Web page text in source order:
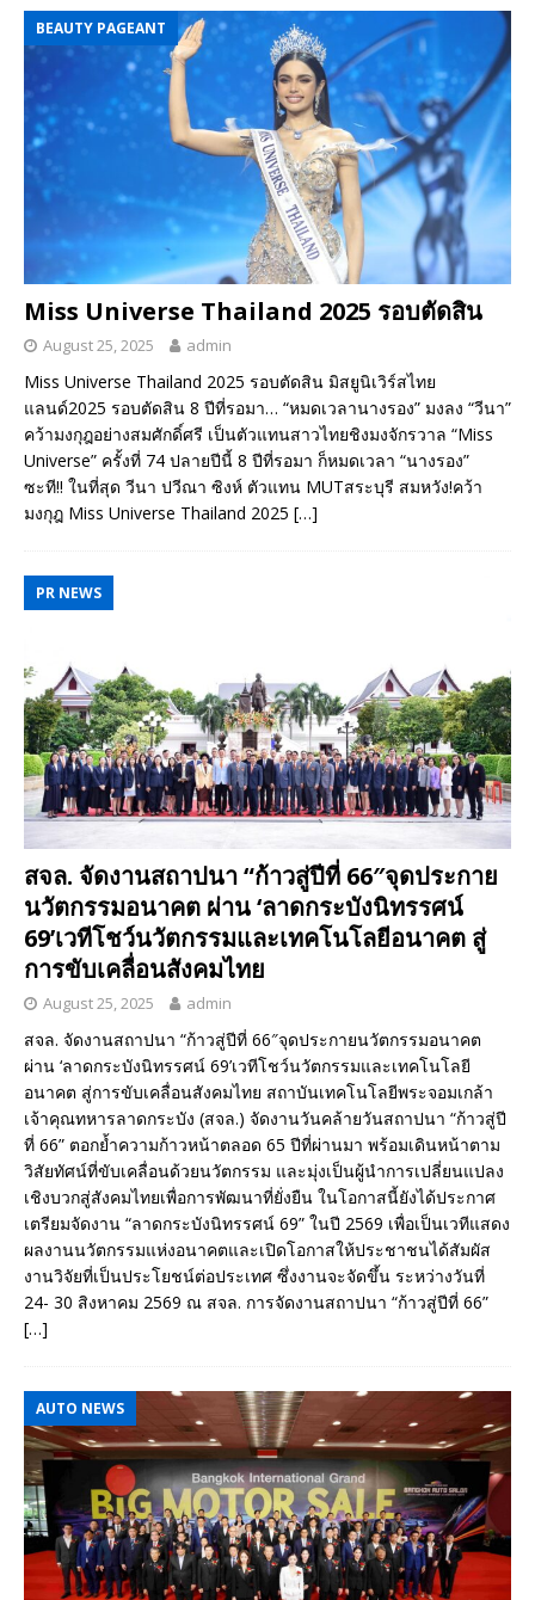
BEAUTY PAGEANT
Miss Universe Thailand 2025 รอบตัดสิน
August 25, 2025 admin
Miss Universe Thailand 2025 รอบตัดสิน มิสยูนิเวิร์สไทย
แลนด์2025 รอบตัดสิน 8 ปีที่รอมา… “หมดเวลานางรอง” มงลง “วีนา”
คว้ามงกุฎอย่างสมศักดิ์ศรี เป็นตัวแทนสาวไทยชิงมงจักรวาล “Miss
Universe” ครั้งที่ 74 ปลายปีนี้ 8 ปีที่รอมา ก็หมดเวลา “นางรอง”
ซะที!! ในที่สุด วีนา ปวีณา ซิงห์ ตัวแทน MUTสระบุรี สมหวัง!คว้า
มงกุฎ Miss Universe Thailand 2025 […]
PR NEWS
สจล. จัดงานสถาปนา “ก้าวสู่ปีที่ 66″จุดประกาย
นวัตกรรมอนาคต ผ่าน ‘ลาดกระบังนิทรรศน์
69’เวทีโชว์นวัตกรรมและเทคโนโลยีอนาคต สู่
การขับเคลื่อนสังคมไทย
August 25, 2025 admin
สจล. จัดงานสถาปนา “ก้าวสู่ปีที่ 66″จุดประกายนวัตกรรมอนาคต
ผ่าน ‘ลาดกระบังนิทรรศน์ 69’เวทีโชว์นวัตกรรมและเทคโนโลยี
อนาคต สู่การขับเคลื่อนสังคมไทย สถาบันเทคโนโลยีพระจอมเกล้า
เจ้าคุณทหารลาดกระบัง (สจล.) จัดงานวันคล้ายวันสถาปนา “ก้าวสู่ปี
ที่ 66” ตอกย้ำความก้าวหน้าตลอด 65 ปีที่ผ่านมา พร้อมเดินหน้าตาม
วิสัยทัศน์ที่ขับเคลื่อนด้วยนวัตกรรม และมุ่งเป็นผู้นำการเปลี่ยนแปลง
เชิงบวกสู่สังคมไทยเพื่อการพัฒนาที่ยั่งยืน ในโอกาสนี้ยังได้ประกาศ
เตรียมจัดงาน “ลาดกระบังนิทรรศน์ 69” ในปี 2569 เพื่อเป็นเวทีแสดง
ผลงานนวัตกรรมแห่งอนาคตและเปิดโอกาสให้ประชาชนได้สัมผัส
งานวิจัยที่เป็นประโยชน์ต่อประเทศ ซึ่งงานจะจัดขึ้น ระหว่างวันที่
24- 30 สิงหาคม 2569 ณ สจล. การจัดงานสถาปนา “ก้าวสู่ปีที่ 66”
[…]
AUTO NEWS